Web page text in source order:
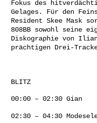
Fokus des
Gelages. Für den
Resident Skee Mask
808BB sowohl seine
Diskographie von Ilian
prächtigen Drei-
BLITZ
00:00 – 02:30 Gian
02:30 – 04:30